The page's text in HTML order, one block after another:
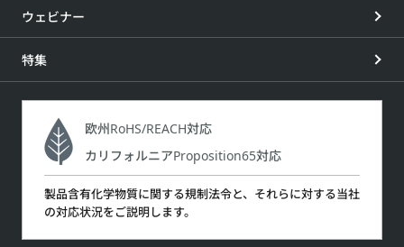
ウェビナー
特集
欧州RoHS/REACH対応
カリフォルニアProposition65対応
製品含有化学物質に関する規制法令と、それらに対する当社
の対応状況をご説明します。